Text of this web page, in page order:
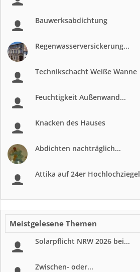
Bauwerksabdichtung
Regenwasserversickerung...
Technikschacht Weiße Wanne
Feuchtigkeit Außenwand...
Knacken des Hauses
Abdichten nachträglich...
Attika auf 24er Hochlochziegel
Meistgelesene Themen
Solarpflicht NRW 2026 bei...
Zwischen- oder...